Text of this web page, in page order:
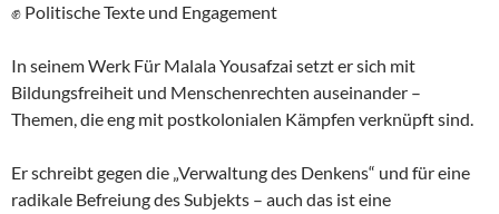
✊ Politische Texte und Engagement
In seinem Werk Für Malala Yousafzai setzt er sich mit
Bildungsfreiheit und Menschenrechten auseinander –
Themen, die eng mit postkolonialen Kämpfen verknüpft sind.
Er schreibt gegen die „Verwaltung des Denkens“ und für eine
radikale Befreiung des Subjekts – auch das ist eine